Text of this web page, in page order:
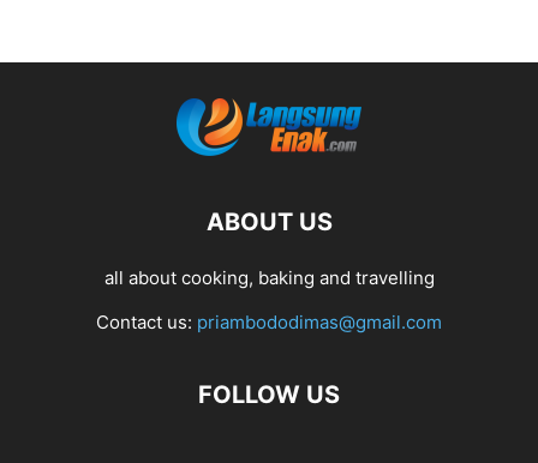
ABOUT US
all about cooking, baking and travelling
Contact us: priambododimas@gmail.com
FOLLOW US